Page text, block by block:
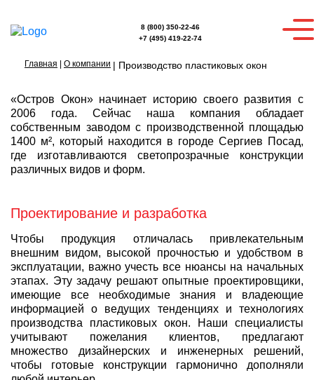
8 (800) 350-22-46
+7 (495) 419-22-74
Главная О компании | Производство пластиковых окон
«Остров Окон» начинает историю своего развития с
2006 года. Сейчас наша компания обладает
собственным заводом с производственной площадью
1400 м², который находится в городе Сергиев Посад,
где изготавливаются светопрозрачные конструкции
различных видов и форм.
Проектирование и разработка
Чтобы продукция отличалась привлекательным
внешним видом, высокой прочностью и удобством в
эксплуатации, важно учесть все нюансы на начальных
этапах. Эту задачу решают опытные проектировщики,
имеющие все необходимые знания и владеющие
информацией о ведущих тенденциях и технологиях
производства пластиковых окон. Наши специалисты
учитывают пожелания клиентов, предлагают
множество дизайнерских и инженерных решений,
чтобы готовые конструкции гармонично дополняли